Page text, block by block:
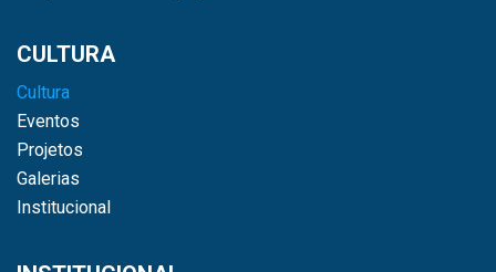
CULTURA
Cultura
Eventos
Projetos
Galerias
Institucional